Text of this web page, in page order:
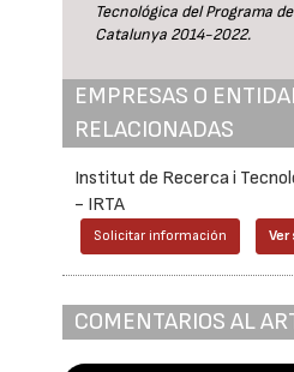
Tecnológica del Programa
Catalunya 2014-2022.
EMPRESAS O
RELACIONADAS
Institut de Recerca i
- IRTA
Solicitar información
COMENTARIOS AL